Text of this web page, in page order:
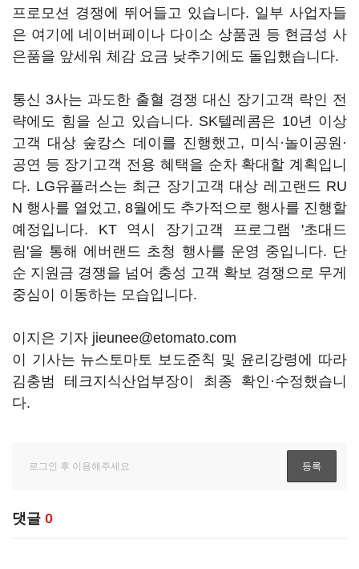
프로모션 경쟁에 뛰어들고 있습니다. 일부 사업자들
은 여기에 네이버페이나 다이소 상품권 등 현금성 사
은품을 앞세워 체감 요금 낮추기에도 돌입했습니다.
통신 3사는 과도한 출혈 경쟁 대신 장기고객 락인 전
략에도 힘을 싣고 있습니다. SK텔레콤은 10년 이상
고객 대상 숲캉스 데이를 진행했고, 미식·놀이공원·
공연 등 장기고객 전용 혜택을 순차 확대할 계획입니
다. LG유플러스는 최근 장기고객 대상 레고랜드 RU
N 행사를 열었고, 8월에도 추가적으로 행사를 진행할
예정입니다. KT 역시 장기고객 프로그램 '초대드
림'을 통해 에버랜드 초청 행사를 운영 중입니다. 단
순 지원금 경쟁을 넘어 충성 고객 확보 경쟁으로 무게
중심이 이동하는 모습입니다.
이지은 기자 jieunee@etomato.com
이 기사는 뉴스토마토 보도준칙 및 윤리강령에 따라
김충범 테크지식산업부장이 최종 확인·수정했습니
다.
댓글 0